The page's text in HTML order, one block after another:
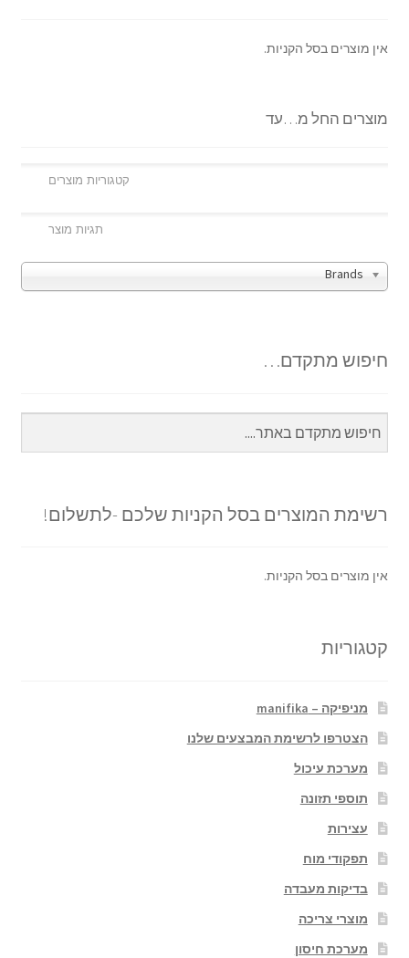
אין מוצרים בסל הקניות.
מוצרים החל מ…עד
Brands
חיפוש מתקדם…
רשימת המוצרים בסל הקניות שלכם -לתשלום!
אין מוצרים בסל הקניות.
קטגוריות
מניפיקה – manifika
הצטרפו לרשימת המבצעים שלנו
מערכת עיכול
תוספי תזונה
עצירות
תפקודי מוח
בדיקות מעבדה
מוצרי צריכה
מערכת חיסון